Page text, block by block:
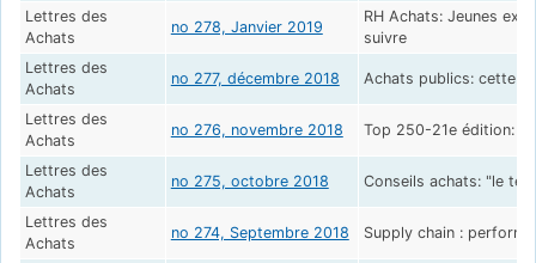
Lettres des
Achats
no 278, Janvier 2019
RH Achats: Jeunes
suivre
Lettres des
Achats
no 277, décembre 2018 Achats publics: cette
Lettres des
Achats
no 276, novembre 2018 Top 250-21e édition:
Lettres des
Achats
no 275, octobre 2018 Conseils achats: "le
Lettres des
Achats
no 274, Septembre 2018 Supply chain :